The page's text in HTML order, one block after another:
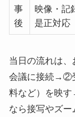
事
後
映像・記
是正対応
当日の流れは
会議に接続→②
料など）を映
なら接写やズ